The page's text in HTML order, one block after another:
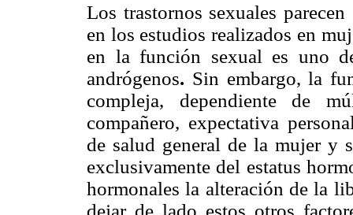
Los trastornos sexuales
en los estudios realizados en
en la función sexual es uno
andrógenos. Sin embargo, la
compleja, dependiente de
compañero, expectativa
de salud general de la mujer y
exclusivamente del estatus
hormonales la alteración de la
dejar de lado estos otros